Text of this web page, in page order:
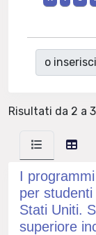
o
Risultati da 2 a
I
per
Stati Uniti.
superiore